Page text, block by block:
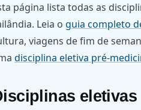
página lista todas as
Leia o guia completo
viagens de fim de
disciplina eletiva pré-